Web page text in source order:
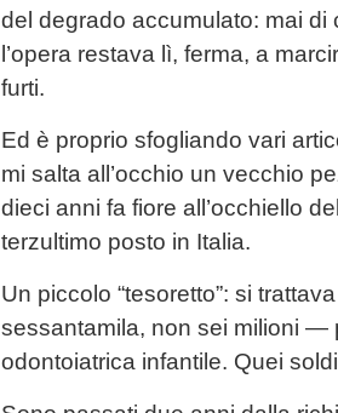
del degrado accumulato: mai di
l’opera restava lì, ferma, a
furti.
Ed è proprio sfogliando vari
mi salta all’occhio un vecchio
dieci anni fa fiore all’occhiello
terzultimo posto in Italia.
Un piccolo “tesoretto”: si
sessantamila, non sei milioni —
odontoiatrica infantile. Quei